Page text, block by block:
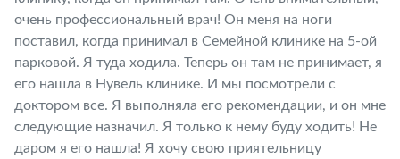
очень профессиональный врач! Он меня на ноги
поставил, когда принимал в Семейной клинике на 5-ой
парковой. Я туда ходила. Теперь он там не принимает, я
его нашла в Нувель клинике. И мы посмотрели с
доктором все. Я выполняла его рекомендации, и он мне
следующие назначил. Я только к нему буду ходить! Не
даром я его нашла! Я хочу свою приятельницу